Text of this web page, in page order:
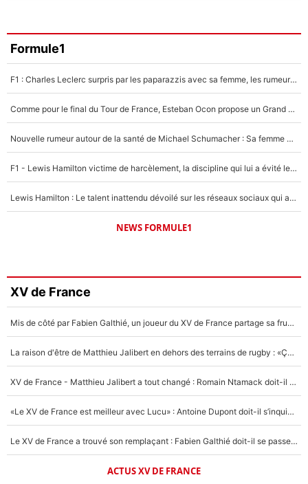
Formule1
F1 : Charles Leclerc surpris par les paparazzis avec sa femme, les rumeurs étaient vraies !
Comme pour le final du Tour de France, Esteban Ocon propose un Grand Prix de Formule 1 à Paris : «Autour de l’Arc de Triomphe, ce serait génial» !
Nouvelle rumeur autour de la santé de Michael Schumacher : Sa femme Corinna sort du silence
F1 - Lewis Hamilton victime de harcèlement, la discipline qui lui a évité le pire : «J'aurais probablement mal tourné»
Lewis Hamilton : Le talent inattendu dévoilé sur les réseaux sociaux qui a impressionné Kim Kardashian pendant leurs vacances en amoureux !
NEWS FORMULE1
XV de France
Mis de côté par Fabien Galthié, un joueur du XV de France partage sa frustration : «ils ne me l’ont pas dit tout de suite»
La raison d'être de Matthieu Jalibert en dehors des terrains de rugby : «Ça m'atteint autant que si tu touches à un membre de ma famille»
XV de France - Matthieu Jalibert a tout changé : Romain Ntamack doit-il s’inquiéter pour sa place à un an de la Coupe du monde ?
«Le XV de France est meilleur avec Lucu» : Antoine Dupont doit-il s’inquiéter pour sa place ?
Le XV de France a trouvé son remplaçant : Fabien Galthié doit-il se passer d'Antoine Dupont ?
ACTUS XV DE FRANCE